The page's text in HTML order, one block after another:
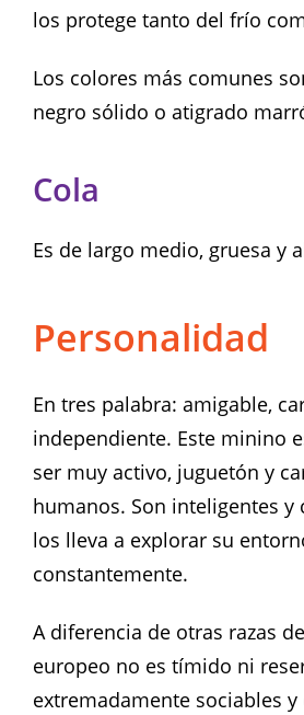
los protege tanto del frío
Los colores más comunes
negro sólido o atigrado
Cola
Es de largo medio, gruesa y
Personalidad
En tres palabra: amigable,
independiente. Este minino
ser muy activo, juguetón y
humanos. Son inteligentes y
los lleva a explorar su
constantemente.
A diferencia de otras razas
europeo no es tímido ni
extremadamente sociables